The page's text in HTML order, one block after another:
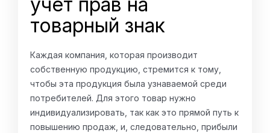
товарный знак
Каждая компания, которая производит
собственную продукцию, стремится к тому,
чтобы эта продукция была узнаваемой среди
потребителей. Для этого товар нужно
индивидуализировать, так как это прямой путь к
повышению продаж, и, следовательно, прибыли